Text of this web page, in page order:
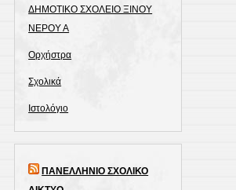
ΔΗΜΟΤΙΚΟ ΣΧΟΛΕΙΟ ΞΙΝΟΥ
ΝΕΡΟΥ Α
Ορχήστρα
Σχολικά
Ιστολόγιο
ΠΑΝΕΛΛΗΝΙΟ ΣΧΟΛΙΚΟ